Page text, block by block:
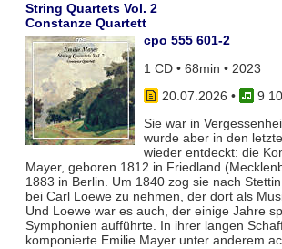
String Quartets Vol. 2
Constanze Quartett
cpo 555 601-2
1 CD • 68min • 2023
20.07.2026 •
9
Sie war in
wurde aber in den
wieder entdeckt: die
Mayer, geboren 1812 in Friedland
1883 in Berlin. Um 1840 zog sie nach
bei Carl Loewe zu nehmen, der dort als
Und Loewe war es auch, der einige Jahre
Symphonien aufführte. In ihrer langen
komponierte Emilie Mayer unter anderem